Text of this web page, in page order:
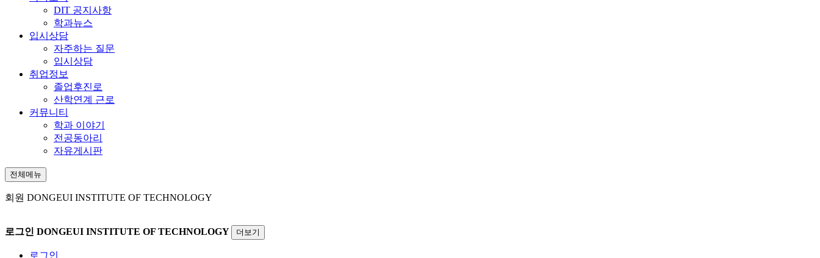
DIT 공지사항
학과뉴스
입시상담
자주하는 질문
입시상담
취업정보
졸업후진로
산학연계 근로
커뮤니티
학과 이야기
전공동아리
자유게시판
전체메뉴
회원 DONGEUI INSTITUTE OF TECHNOLOGY
로그인 DONGEUI INSTITUTE OF TECHNOLOGY 더보기
로그인